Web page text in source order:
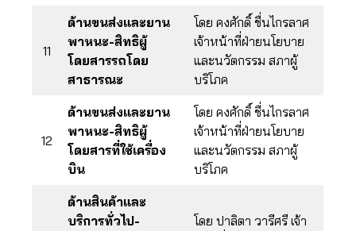
11
ด้านขนส่งและยาน
พาหนะ-สิทธิผู้
โดยสารรถโดย
สาธารณะ
โดย คงศักดิ์ ชื่นไกรลาศ
เจ้าหน้าที่ฝ่ายนโยบาย
และนวัตกรรม สภาผู้
บริโภค
12
ด้านขนส่งและยาน
พาหนะ-สิทธิผู้
โดยสารที่ใช้เครื่อง
บิน
โดย คงศักดิ์ ชื่นไกรลาศ
เจ้าหน้าที่ฝ่ายนโยบาย
และนวัตกรรม สภาผู้
บริโภค
ด้านสินค้าและ
บริการทั่วไป-
โดย ปาลิตา วารีศรี เจ้า